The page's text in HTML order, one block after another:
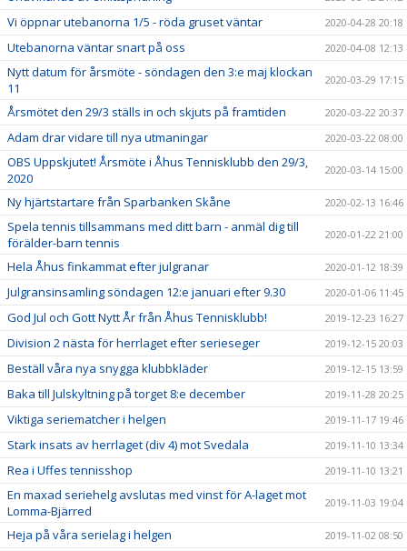
Vi öppnar utebanorna 1/5 - röda gruset väntar 2020-04-28 20:18
Utebanorna väntar snart på oss 2020-04-08 12:13
Nytt datum för årsmöte - söndagen den 3:e maj klockan
11
2020-03-29 17:15
Årsmötet den 29/3 ställs in och skjuts på framtiden 2020-03-22 20:37
Adam drar vidare till nya utmaningar 2020-03-22 08:00
OBS Uppskjutet! Årsmöte i Åhus Tennisklubb den 29/3,
2020
2020-03-14 15:00
Ny hjärtstartare från Sparbanken Skåne 2020-02-13 16:46
Spela tennis tillsammans med ditt barn - anmäl dig till
förälder-barn tennis
2020-01-22 21:00
Hela Åhus finkammat efter julgranar 2020-01-12 18:39
Julgransinsamling söndagen 12:e januari efter 9.30 2020-01-06 11:45
God Jul och Gott Nytt År från Åhus Tennisklubb! 2019-12-23 16:27
Division 2 nästa för herrlaget efter serieseger 2019-12-15 20:03
Beställ våra nya snygga klubbkläder 2019-12-15 13:59
Baka till Julskyltning på torget 8:e december 2019-11-28 20:25
Viktiga seriematcher i helgen 2019-11-17 19:46
Stark insats av herrlaget (div 4) mot Svedala 2019-11-10 13:34
Rea i Uffes tennisshop 2019-11-10 13:21
En maxad seriehelg avslutas med vinst för A-laget mot
Lomma-Bjärred
2019-11-03 19:04
Heja på våra serielag i helgen 2019-11-02 08:50